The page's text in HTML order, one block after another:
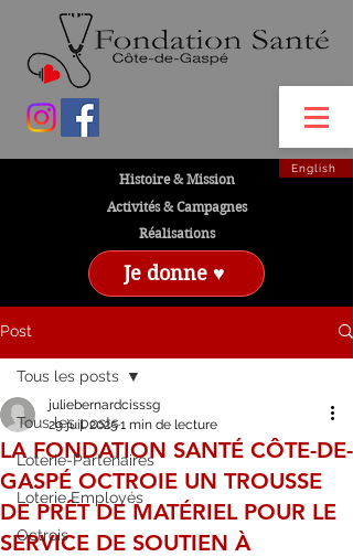
Histoire & Mission
English
Activités & Campagnes
Réalisations
Je donne ♥
Post
Tous les posts
Loterie-Partenaires
Loterie Employés
Octrois
Tous les posts
LA FONDATION SANTÉ CÔTE-DE-
GASPÉ OCTROIE UN TROUSSE
DE PRÊT DE MATÉRIEL POUR LE
SERVICE DE SOUTIEN À
juliebernardcisssg
29 juil. 20251 min de lecture